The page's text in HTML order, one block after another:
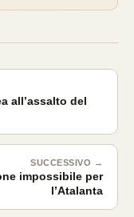
all’assalto del
SUCCESSIVO →
impossibile per
l’Atalanta